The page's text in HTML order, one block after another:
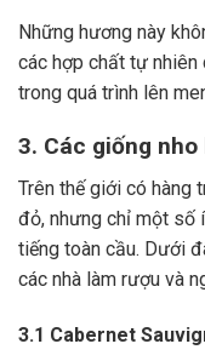
Những hương này
các hợp chất tự
trong quá trình lên
3. Các giống
Trên thế giới có hàng
đỏ, nhưng chỉ một số
tiếng toàn cầu. Dưới
các nhà làm rượu và
3.1 Cabernet